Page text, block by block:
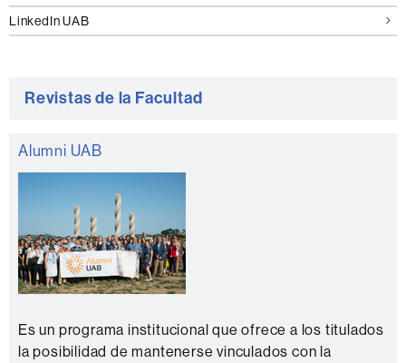
LinkedIn UAB
Revistas de la Facultad
Alumni UAB
Es un programa institucional que ofrece a los titulados
la posibilidad de mantenerse vinculados con la